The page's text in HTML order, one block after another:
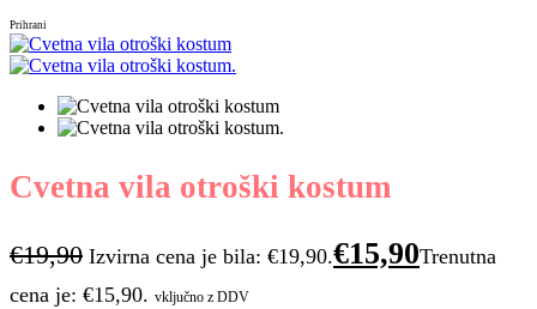
Prihrani
Cvetna vila otroški kostum
€19,90 Izvirna cena je bila: €19,90.€15,90Trenutna
cena je: €15,90. vključno z DDV